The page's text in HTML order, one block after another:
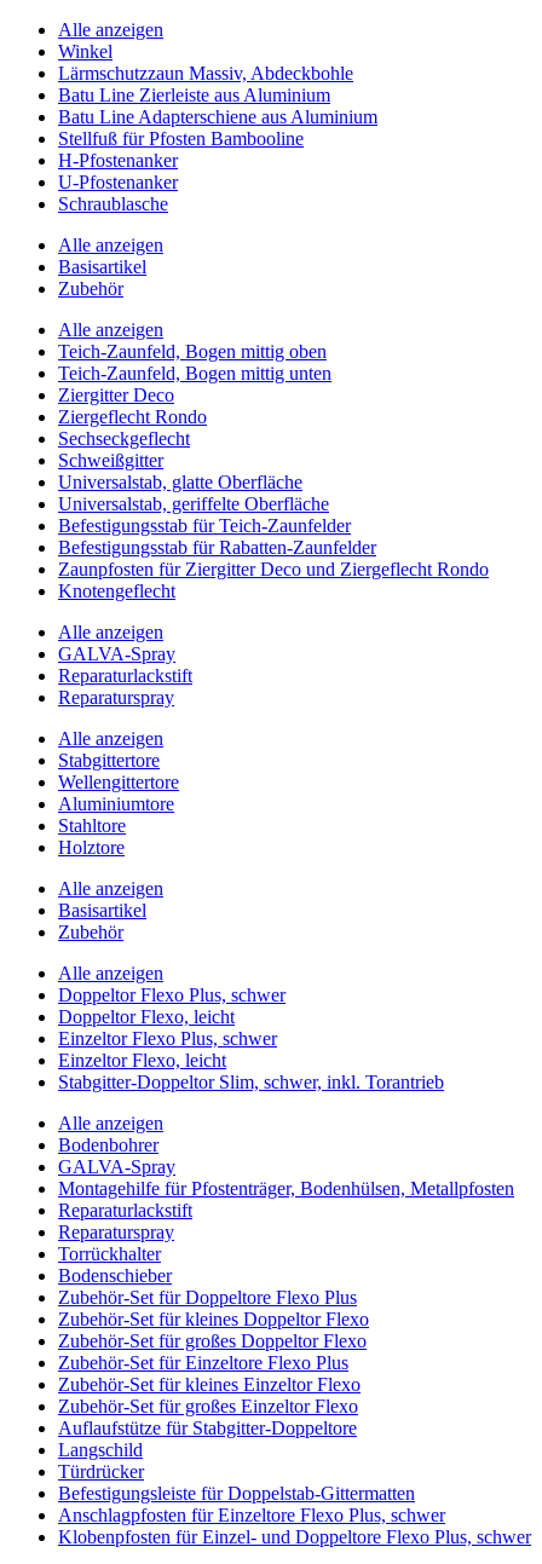
Alle anzeigen
Winkel
Lärmschutzzaun Massiv, Abdeckbohle
Batu Line Zierleiste aus Aluminium
Batu Line Adapterschiene aus Aluminium
Stellfuß für Pfosten Bambooline
H-Pfostenanker
U-Pfostenanker
Schraublasche
Alle anzeigen
Basisartikel
Zubehör
Alle anzeigen
Teich-Zaunfeld, Bogen mittig oben
Teich-Zaunfeld, Bogen mittig unten
Ziergitter Deco
Ziergeflecht Rondo
Sechseckgeflecht
Schweißgitter
Universalstab, glatte Oberfläche
Universalstab, geriffelte Oberfläche
Befestigungsstab für Teich-Zaunfelder
Befestigungsstab für Rabatten-Zaunfelder
Zaunpfosten für Ziergitter Deco und Ziergeflecht Rondo
Knotengeflecht
Alle anzeigen
GALVA-Spray
Reparaturlackstift
Reparaturspray
Alle anzeigen
Stabgittertore
Wellengittertore
Aluminiumtore
Stahltore
Holztore
Alle anzeigen
Basisartikel
Zubehör
Alle anzeigen
Doppeltor Flexo Plus, schwer
Doppeltor Flexo, leicht
Einzeltor Flexo Plus, schwer
Einzeltor Flexo, leicht
Stabgitter-Doppeltor Slim, schwer, inkl. Torantrieb
Alle anzeigen
Bodenbohrer
GALVA-Spray
Montagehilfe für Pfostenträger, Bodenhülsen, Metallpfosten
Reparaturlackstift
Reparaturspray
Torrückhalter
Bodenschieber
Zubehör-Set für Doppeltore Flexo Plus
Zubehör-Set für kleines Doppeltor Flexo
Zubehör-Set für großes Doppeltor Flexo
Zubehör-Set für Einzeltore Flexo Plus
Zubehör-Set für kleines Einzeltor Flexo
Zubehör-Set für großes Einzeltor Flexo
Auflaufstütze für Stabgitter-Doppeltore
Langschild
Türdrücker
Befestigungsleiste für Doppelstab-Gittermatten
Anschlagpfosten für Einzeltore Flexo Plus, schwer
Klobenpfosten für Einzel- und Doppeltore Flexo Plus, schwer